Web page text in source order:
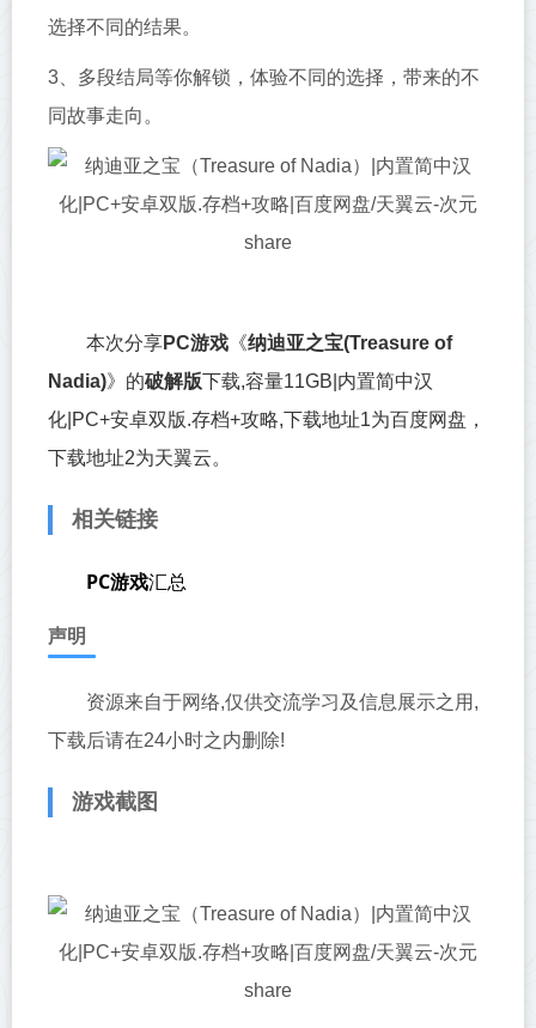
选择不同的结果。
3、多段结局等你解锁，体验不同的选择，带来的不
同故事走向。
本次分享PC游戏 《纳迪亚之宝(Treasure of
Nadia)》的破解版下载,容量11GB|内置简中汉
化|PC+安卓双版.存档+攻略,下载地址1为百度网盘，
下载地址2为天翼云。
相关链接
PC游戏汇总
声明
资源来自于网络,仅供交流学习及信息展示之用,
下载后请在24小时之内删除!
游戏截图